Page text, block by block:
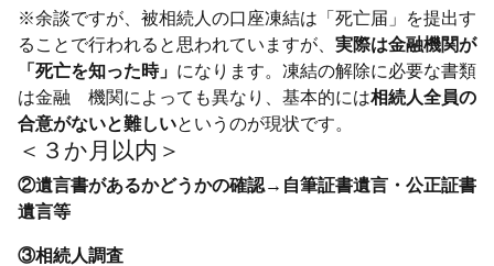
※余談ですが、被相続人の口座凍結は「死亡届」を提出す
ることで行われると思われていますが、 実際は金融機関が
「死亡を知った時」 になります。凍結の解除に必要な書類
は金融 機関によっても異なり、基本的には相続人全員の
合意がないと難しいというのが現状です。
＜３か月以内＞
②遺言書があるかどうかの確認→自筆証書遺言・公正証書
遺言等
③相続人調査